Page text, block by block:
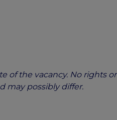
of the vacancy. No rights or
may possibly differ.